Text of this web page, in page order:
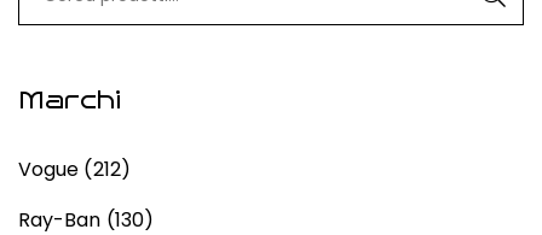
Marchi
Vogue (212)
Ray-Ban (130)